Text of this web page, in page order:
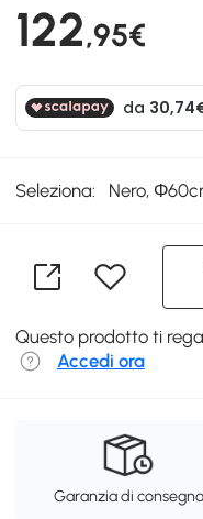
122,95€
Seleziona: Nero,
Questo prodotto ti
Accedi ora
Garanzia di consegna